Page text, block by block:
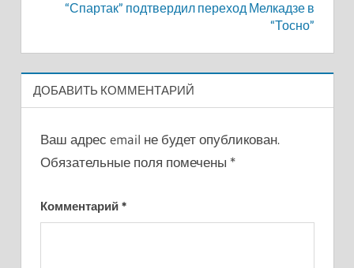
“Спартак” подтвердил переход Мелкадзе в
“Тосно”
ДОБАВИТЬ КОММЕНТАРИЙ
Ваш адрес email не будет опубликован.
Обязательные поля помечены *
Комментарий *